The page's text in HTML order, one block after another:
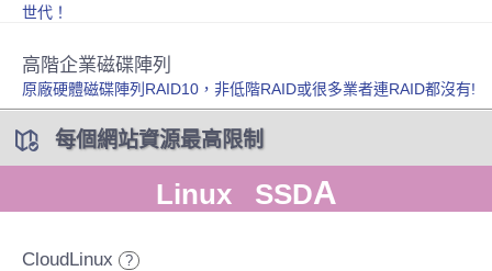
世代！
高階企業磁碟陣列
原廠硬體磁碟陣列RAID10，非低階RAID或很多業者連RAID都沒有!
每個網站資源最高限制
Linux SSDA
CloudLinux ?